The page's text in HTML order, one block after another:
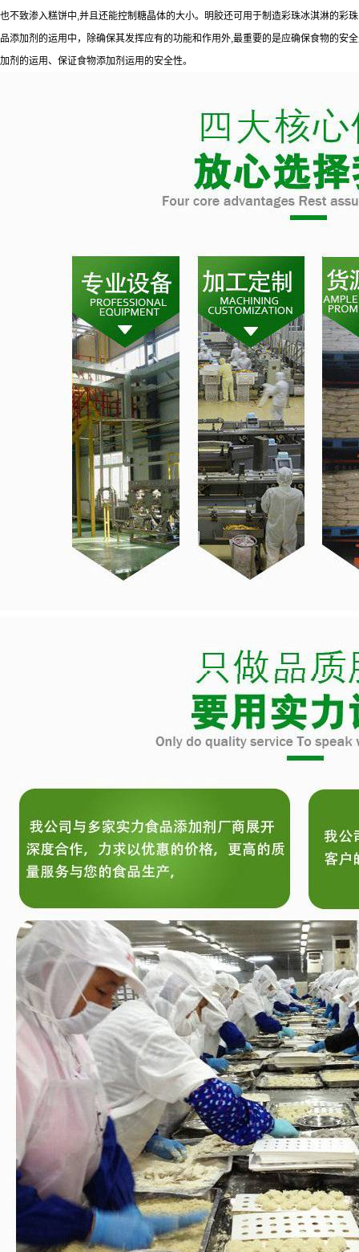
也不致渗入糕饼中,并且还能控制糖晶体的大小。明胶还可用于制造彩珠冰淇淋的彩
品添加剂的运用中，除确保其发挥应有的功能和作用外,最重要的是应确保食物的安
加剂的运用、保证食物添加剂运用的安全性。